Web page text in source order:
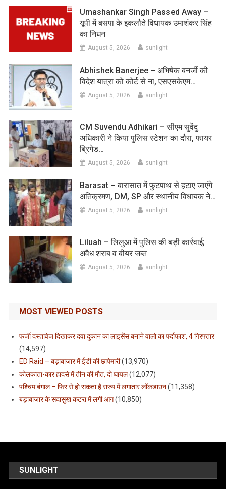
Umashankar Singh Passed Away –
यूपी में बसपा के इकलौते विधायक उमाशंकर सिंह
का निधन
August 5, 2026 sunlight
Abhishek Banerjee – अभिषेक बनर्जी की
विदेश यात्रा को कोर्ट से ना, एसएसकेएम…
August 5, 2026 sunlight
CM Suvendu Adhikari – सीएम सुवेंदु
अधिकारी ने किया पुलिस स्टेशन का दौरा, फायर
ब्रिगेड…
August 5, 2026 sunlight
Barasat – बारासात में फुटपाथ से हटाए जाएंगे
अतिक्रमण, DM, SP और स्थानीय विधायक ने…
August 5, 2026 sunlight
Liluah – लिलुआ में पुलिस की बड़ी कार्रवाई;
अवैध शराब व बीयर जब्त
August 5, 2026 sunlight
MOST VIEWED POSTS
फर्जी दस्तावेज दिखाकर दवा दुकान का लाइसेंस बनाने वालो का पर्दाफाश, 4 गिरफ्तार
(14,597)
ED Raid – बड़ाबाजार में ईडी की छापेमारी(13,970)
कोलकाता-कार हादसे में तीन की मौत, दो घायल(12,077)
पश्चिम बंगाल – फिर से हो सकता है राज्य में लगातार लॉकडाउन(11,358)
बड़ाबाजार के सदासुख कटरा में लगी आग(10,850)
SUNLIGHT